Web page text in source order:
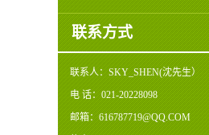
联系方式
联系人：SKY_SHEN(沈先生）
电 话：021-20228098
邮箱：616787719@QQ.COM